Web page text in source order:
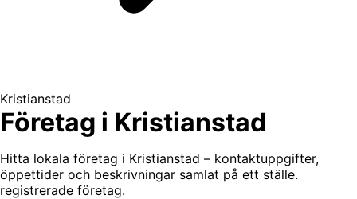
Kristianstad
Företag i Kristianstad
Hitta lokala företag i Kristianstad – kontaktuppgifter,
öppettider och beskrivningar samlat på ett ställe.
registrerade företag.